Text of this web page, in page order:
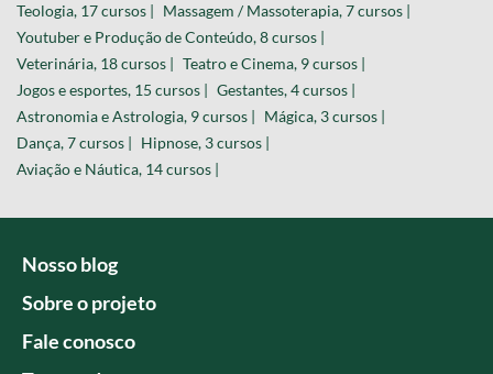
Teologia, 17 cursos | Massagem / Massoterapia, 7 cursos |
Youtuber e Produção de Conteúdo, 8 cursos |
Veterinária, 18 cursos | Teatro e Cinema, 9 cursos |
Jogos e esportes, 15 cursos | Gestantes, 4 cursos |
Astronomia e Astrologia, 9 cursos | Mágica, 3 cursos |
Dança, 7 cursos | Hipnose, 3 cursos |
Aviação e Náutica, 14 cursos |
Nosso blog
Sobre o projeto
Fale conosco